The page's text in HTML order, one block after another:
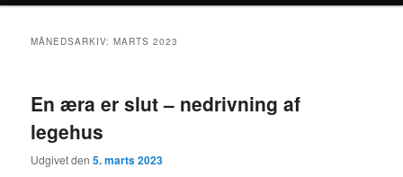
MÅNEDSARKIV:MARTS 2023
En æra er slut – nedrivning af
legehus
Udgivet den5. marts 2023